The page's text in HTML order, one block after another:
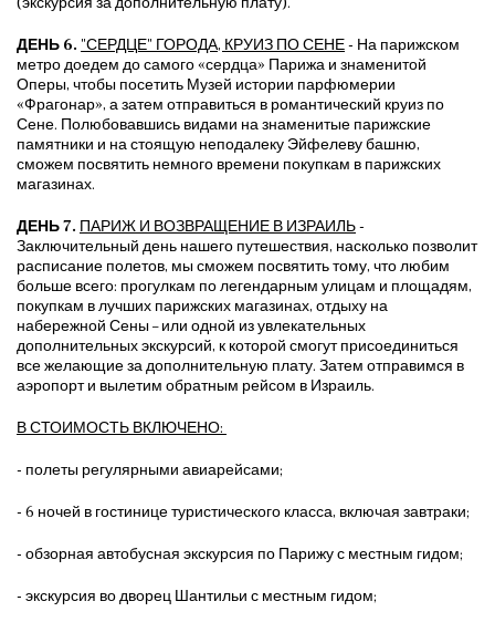
ДЕНЬ 6. "СЕРДЦЕ" ГОРОДА, КРУИЗ ПО СЕНЕ- На парижском
метро доедем до самого «сердца» Парижа и знаменитой
Оперы, чтобы посетить Музей истории парфюмерии
«Фрагонар», а затем отправиться в романтический круиз по
Сене. Полюбовавшись видами на знаменитые парижские
памятники и на стоящую неподалеку Эйфелеву башню,
сможем посвятить немного времени покупкам в парижских
магазинах.
ДЕНЬ 7. ПАРИЖ И ВОЗВРАЩЕНИЕ В ИЗРАИЛЬ-
Заключительный день нашего путешествия, насколько позволит
расписание полетов, мы сможем посвятить тому, что любим
больше всего: прогулкам по легендарным улицам и площадям,
покупкам в лучших парижских магазинах, отдыху на
набережной Сены – или одной из увлекательных
дополнительных экскурсий, к которой смогут присоединиться
все желающие за дополнительную плату. Затем отправимся в
аэропорт и вылетим обратным рейсом в Израиль.
В СТОИМОСТЬ ВКЛЮЧЕНО:
- полеты регулярными авиарейсами;
- 6 ночей в гостинице туристического класса, включая завтраки;
- обзорная автобусная экскурсия по Парижу с местным гидом;
- экскурсия во дворец Шантильи с местным гидом;